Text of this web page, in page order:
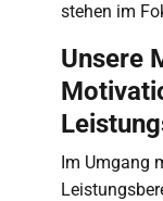
stehen im
Unsere
Im Umgang